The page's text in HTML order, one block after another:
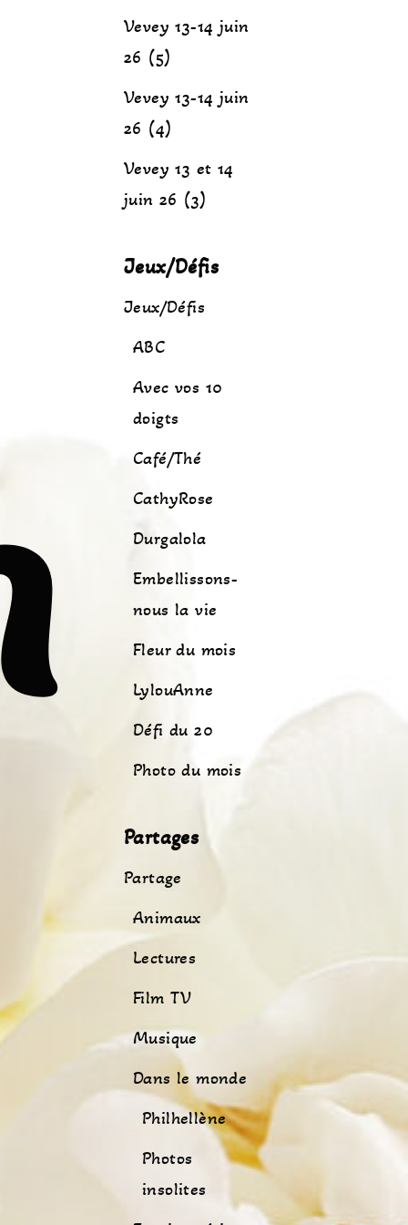
Vevey 13-14 juin
26 (5)
Vevey 13-14 juin
26 (4)
Vevey 13 et 14
juin 26 (3)
Jeux/Défis
Jeux/Défis
ABC
Avec vos 10
doigts
Café/Thé
CathyRose
Durgalola
Embellissons-
nous la vie
Fleur du mois
LylouAnne
Défi du 20
Photo du mois
Partages
Partage
Animaux
Lectures
Film TV
Musique
Dans le monde
Philhellène
Photos
insolites